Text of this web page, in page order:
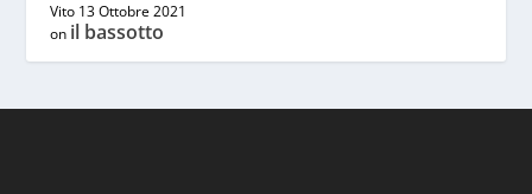
Vito 13 Ottobre 2021
on il bassotto